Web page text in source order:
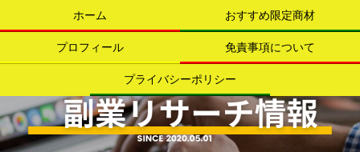
ホーム おすすめ限定商材
プロフィール 免責事項について
プライバシーポリシー